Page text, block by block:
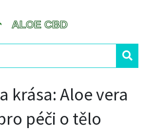
krása: Aloe vera
péči o tělo